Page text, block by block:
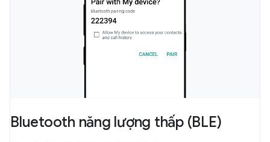
Bluetooth năng lượng thấp (BLE)